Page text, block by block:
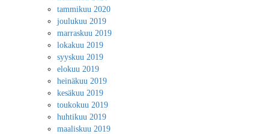
tammikuu 2020
joulukuu 2019
marraskuu 2019
lokakuu 2019
syyskuu 2019
elokuu 2019
heinäkuu 2019
kesäkuu 2019
toukokuu 2019
huhtikuu 2019
maaliskuu 2019